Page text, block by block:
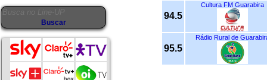
94.5
Cultura FM Guarabira
95.5
Rádio Rural de